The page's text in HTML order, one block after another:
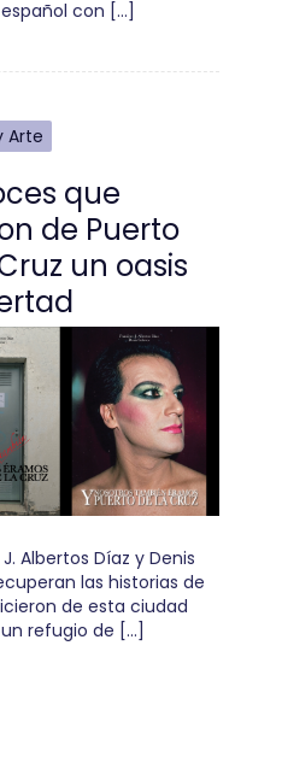
con […]
Arte
que
de Puerto
un oasis
Albertos Díaz y Denis
las historias de
de esta ciudad
refugio de […]